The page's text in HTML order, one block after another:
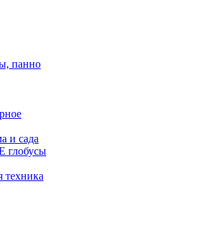
панно
и сада
глобусы
техника